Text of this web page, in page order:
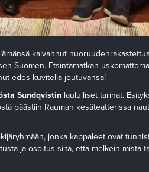
kaivannut
Suomen. Etsintämatkan
edes kuvitella joutuvansa!
Sundqvistin laululliset tarinat.
päästiin Rauman kesäteatterissa
jonka kappaleet ovat
ja osoitus siitä, että melkein mistä